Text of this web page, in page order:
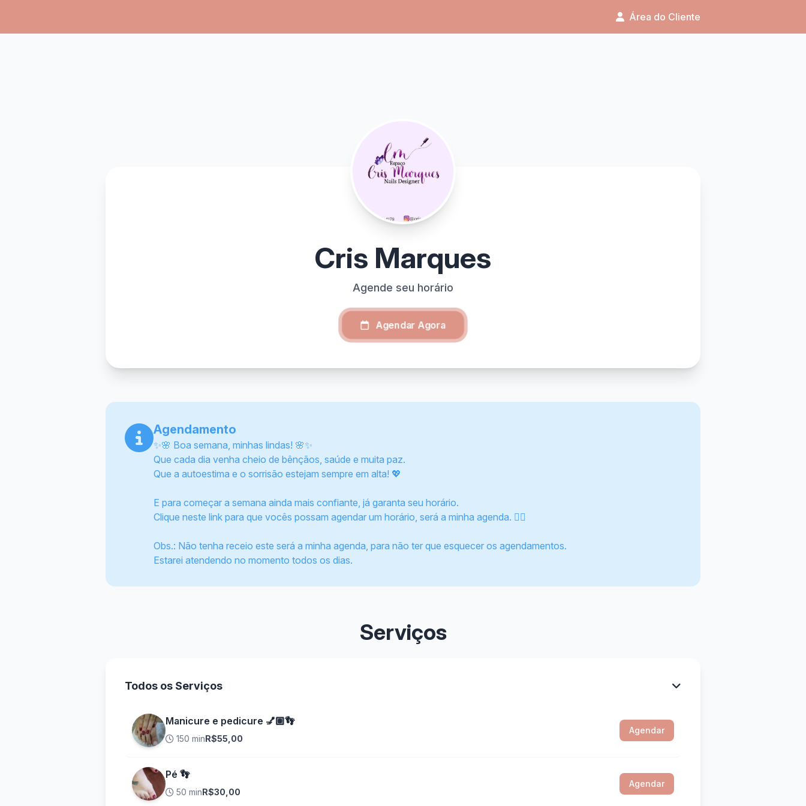
Área do Cliente
Cris Marques
Agende seu horário
Agendar Agora
Agendamento
✨🌸 Boa semana, minhas lindas! 🌸✨
Que cada dia venha cheio de bênçãos, saúde e muita paz.
Que a autoestima e o sorrisão estejam sempre em alta! 💖
E para começar a semana ainda mais confiante, já garanta seu horário.
Clique neste link para que vocês possam agendar um horário, será a minha agenda. 👇🏽
Obs.: Não tenha receio este será a minha agenda, para não ter que esquecer os agendamentos.
Estarei atendendo no momento todos os dias.
Serviços
Todos os Serviços
Manicure e pedicure 💅🏽👣
150 minR$55,00
Agendar
Pé 👣
50 minR$30,00
Agendar